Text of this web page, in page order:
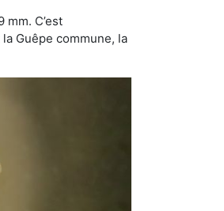
C’est
Guêpe commune, la